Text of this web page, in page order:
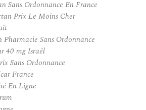
Sans Ordonnance En France
Prix Le Moins Cher
Sans Ordonnance
40 mg Israël
Sans Ordonnance
France
En Ligne